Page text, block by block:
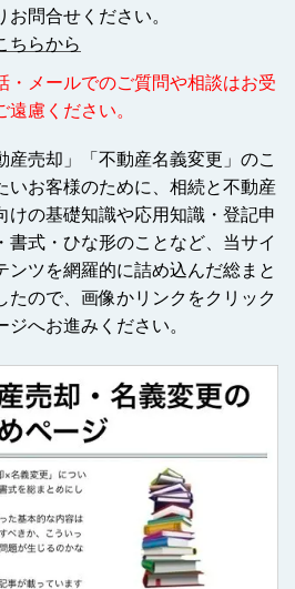
問合せください。
ちらから
メールでのご質問や相談はお受
慮ください。
売却」「不動産名義変更」のこ
いお客様のために、相続と不動産
けの基礎知識や応用知識・登記申
書式・ひな形のことなど、当サイ
ンツを網羅的に詰め込んだ総まと
たので、画像かリンクをクリック
へお進みください。